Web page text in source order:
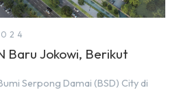
Baru Jokowi, Berikut
Serpong Damai (BSD) City di